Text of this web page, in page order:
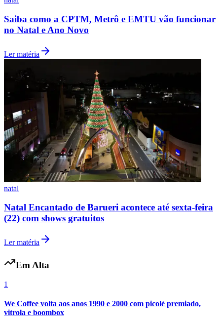
Saiba como a CPTM, Metrô e EMTU vão funcionar
no Natal e Ano Novo
Ler matéria
natal
Natal Encantado de Barueri acontece até sexta-feira
(22) com shows gratuitos
Ler matéria
Em Alta
1
We Coffee volta aos anos 1990 e 2000 com picolé premiado,
vitrola e boombox